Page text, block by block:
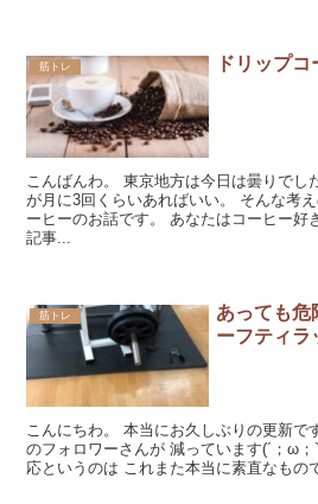
筋トレ ドリップ
こんばんわ。 東京地方は今日は曇りでし
が月に3回くらいあればいい。 そんな考
ーヒーのお話です。 あなたはコーヒー好
記事...
筋トレ
あっても危
ーフティラ
こんにちわ。 本当にお久しぶりの更新で
のフォロワーさんが 減っています(´；ω
応というのは これまた本当に素直なもの